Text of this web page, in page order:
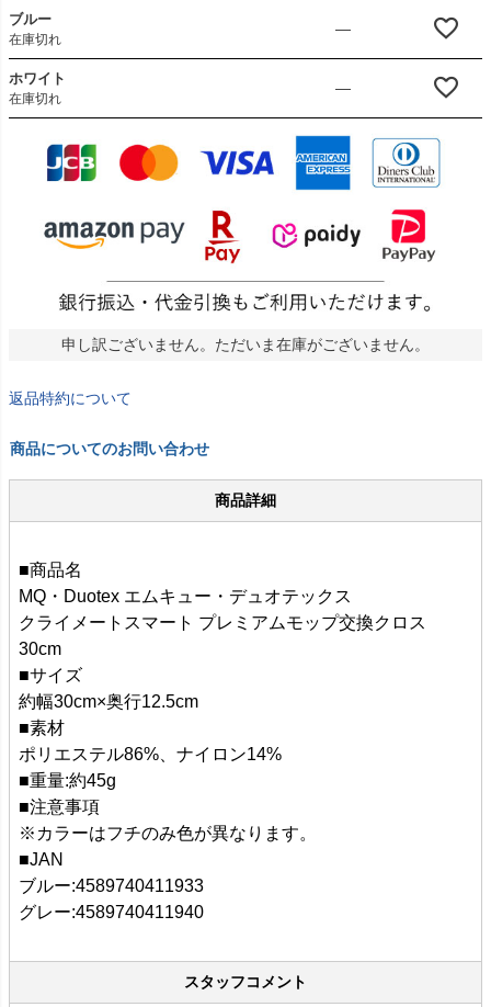
ブルー
在庫切れ
—
ホワイト
在庫切れ
—
申し訳ございません。ただいま在庫がございません。
返品特約について
商品についてのお問い合わせ
商品詳細
■商品名
MQ・Duotex エムキュー・デュオテックス
クライメートスマート プレミアムモップ交換クロス
30cm
■サイズ
約幅30cm×奥行12.5cm
■素材
ポリエステル86%、ナイロン14%
■重量:約45g
■注意事項
※カラーはフチのみ色が異なります。
■JAN
ブルー:4589740411933
グレー:4589740411940
スタッフコメント